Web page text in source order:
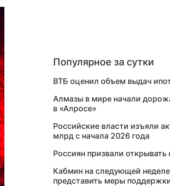
Популярное за сутки
ВТБ оценил объем выдач
Алмазы в мире начали
в «Алросе»
Российские власти изъяли
млрд с начала 2026 года
Россиян призвали
Кабмин на следующей
представить меры